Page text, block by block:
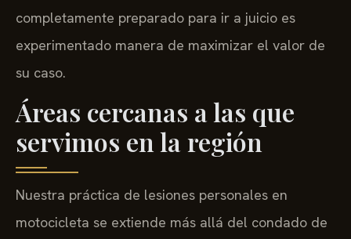
completamente preparado para ir a juicio es
experimentado manera de maximizar el valor de
su caso.
Áreas cercanas a las que
servimos en la región
Nuestra práctica de lesiones personales en
motocicleta se extiende más allá del condado de